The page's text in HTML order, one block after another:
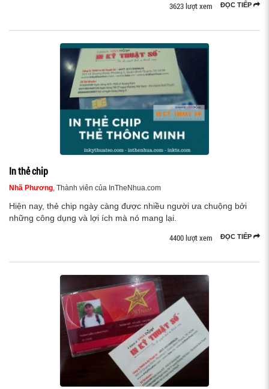
ĐỌC TIẾP
3623 lượt xem
In thẻ chip
Nhã Phương, Thành viên của InTheNhua.com
Hiện nay, thẻ chip ngày càng được nhiều người ưa chuộng bởi
những công dụng và lợi ích mà nó mang lại.
ĐỌC TIẾP
4400 lượt xem